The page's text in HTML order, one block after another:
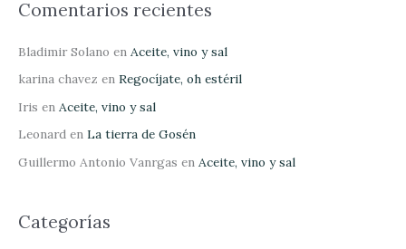
Comentarios recientes
Bladimir Solano en Aceite, vino y sal
karina chavez en Regocíjate, oh estéril
Iris en Aceite, vino y sal
Leonard en La tierra de Gosén
Guillermo Antonio Vanrgas en Aceite, vino y sal
Categorías